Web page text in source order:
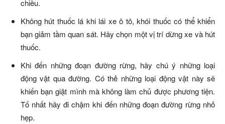
chiều.
Không hút thuốc lá khi lái xe ô tô, khói thuốc có thể khiển
bạn giảm tầm quan sát. Hãy chọn một vị trí dừng xe và hút
thuốc.
Khi đến những đoạn đường rừng, hãy chú ý những loại
động vật qua đường. Có thẻ những loại động vật này sẽ
khiến bạn giật mình mà không làm chủ được phương tiện.
Tố nhất hãy đi chậm khi đến những đoạn đường rừng nhỏ
hẹp.